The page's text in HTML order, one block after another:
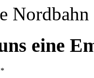
Nordbahn
eine